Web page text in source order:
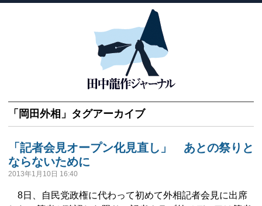
「 岡田外相 」タグアーカイブ
「記者会見オープン化見直し」 あとの祭りと
ならないために
2013年1月10日 16:40
8日、自民党政権に代わって初めて外相記者会見に出席